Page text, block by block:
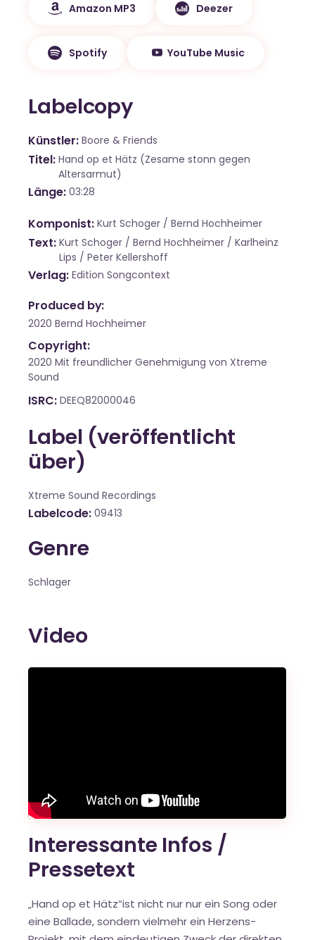
Amazon MP3 Deezer
Spotify YouTube Music
Labelcopy
Künstler Boore & Friends
Titel Hand op et Hätz (Zesame stonn gegen
Altersarmut)
Länge 03:28
Komponist Kurt Schoger / Bernd Hochheimer
Text Kurt Schoger / Bernd Hochheimer / Karlheinz
Lips / Peter Kellershoff
Verlag Edition Songcontext
Produced by:
2020 Bernd Hochheimer
Copyright:
2020 Mit freundlicher Genehmigung von Xtreme
Sound
ISRC DEEQ82000046
Label (veröffentlicht
über)
Xtreme Sound Recordings
Labelcode 09413
Genre
Schlager
Video
Interessante Infos /
Pressetext
„Hand op et Hätz“ist nicht nur nur ein Song oder
eine Ballade, sondern vielmehr ein Herzens-